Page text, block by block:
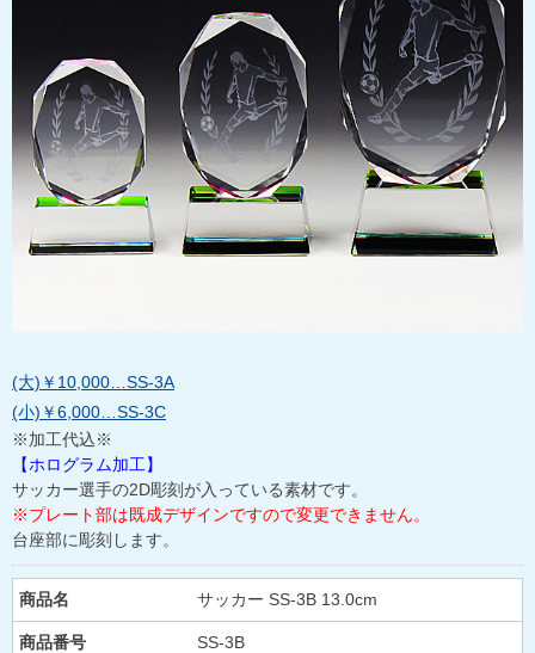
(大)￥10,000…SS-3A
(小)￥6,000…SS-3C
※加工代込※
【ホログラム加工】
サッカー選手の2D彫刻が入っている素材です。
※プレート部は既成デザインですので変更できません。
台座部に彫刻します。
商品名 サッカー SS-3B 13.0cm
商品番号 SS-3B